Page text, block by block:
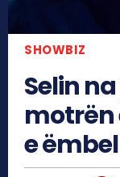
SHOWBIZ
Selin
motrën
e